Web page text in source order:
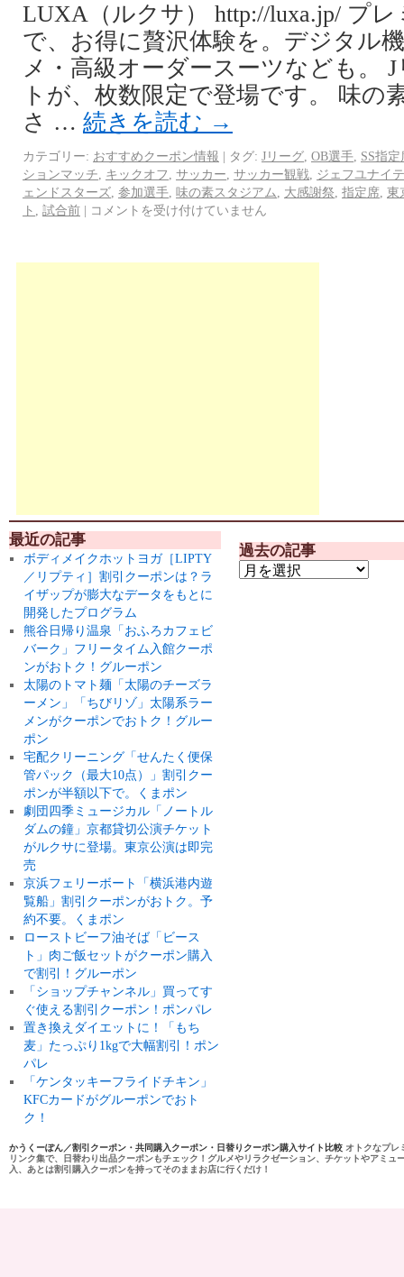
LUXA（ルクサ） http://luxa.jp/ プ
で、お得に贅沢体験を。デジタル
メ・高級オーダースーツなども。
トが、枚数限定で登場です。 味の
さ … 続きを読む →
カテゴリー: おすすめクーポン情報 | タグ: Jリーグ OB選手 SS指定
ションマッチ
キックオフ サッカー サッカー観戦
ジェフユナイ
ェンドスターズ 参加選手 味の素スタジアム 大感謝祭 指定席 東
ト
試合前 | コメントを受け付けていません
最近の記事
ボディメイクホットヨガ［LIPTY
／リプティ］割引クーポンは？ラ
イザップが膨大なデータをもとに
開発したプログラム
熊谷日帰り温泉「おふろカフェビ
バーク」フリータイム入館クーポ
ンがおトク！グルーポン
太陽のトマト麺「太陽のチーズラ
ーメン」「ちびリゾ」太陽系ラー
メンがクーポンでおトク！グルー
ポン
宅配クリーニング「せんたく便保
管パック（最大10点）」割引クー
ポンが半額以下で。くまポン
劇団四季ミュージカル「ノートル
ダムの鐘」京都貸切公演チケット
がルクサに登場。東京公演は即完
売
京浜フェリーボート「横浜港内遊
覧船」割引クーポンがおトク。予
約不要。くまポン
ローストビーフ油そば「ビース
ト」肉ご飯セットがクーポン購入
で割引！グルーポン
「ショップチャンネル」買ってす
ぐ使える割引クーポン！ポンパレ
置き換えダイエットに！「もち
麦」たっぷり1kgで大幅割引！ポン
パレ
「ケンタッキーフライドチキン」
KFCカードがグルーポンでおト
ク！
過去の記事
かうくーぽん／割引クーポン・共同購入クーポン・日替りクーポン購入サイト比較 オトクなプレ
リンク集で、日替わり出品クーポンもチェック！グルメやリラクゼーション、チケットやアミ
入、あとは割引購入クーポンを持ってそのままお店に行くだけ！